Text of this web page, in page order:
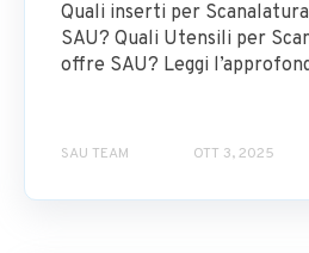
Quali inserti per
SAU? Quali Utensili per
offre SAU? Leggi
SAU TEAM OTT 3, 2025